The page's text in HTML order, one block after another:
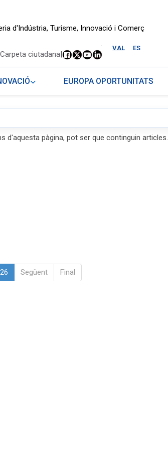
d'Indústria, Turisme, Innovació i Comerç
VAL ES
.
Carpeta ciutadana|
EUROPA OPORTUNITATS
d'aquesta pàgina, pot ser que continguin articles.
26 Següent Final